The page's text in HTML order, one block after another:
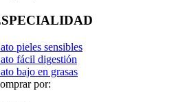
pieles sensibles
fácil digestión
bajo en grasas
por: